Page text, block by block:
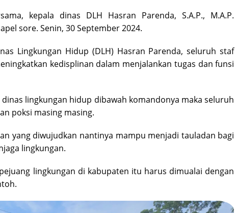
kepala dinas DLH Hasran Parenda, S.A.P., M.A.P.
sore. Senin, 30 September 2024.
Lingkungan Hidup (DLH) Hasran Parenda, seluruh staf
kedisplinan dalam menjalankan tugas dan funsi
lingkungan hidup dibawah komandonya maka seluruh
poksi masing masing.
yang diwujudkan nantinya mampu menjadi tauladan bagi
lingkungan.
lingkungan di kabupaten itu harus dimualai dengan